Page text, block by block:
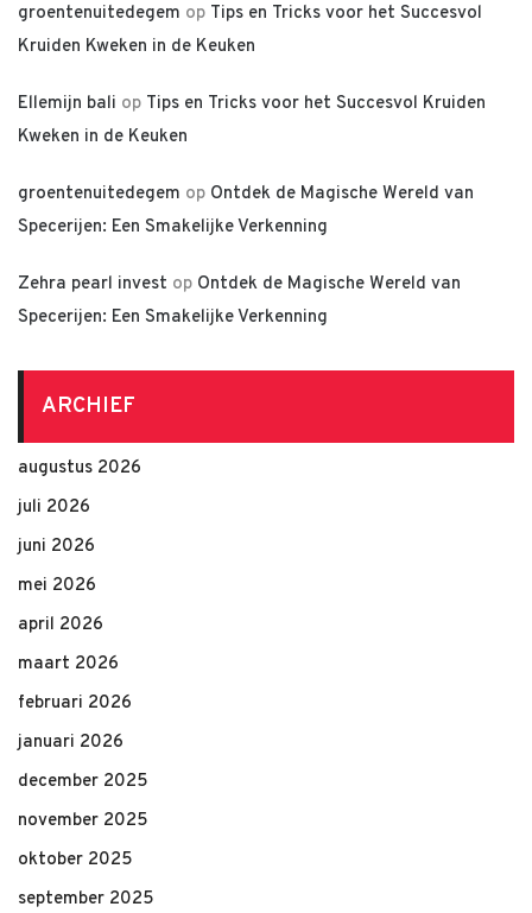
groentenuitedegem op Tips en Tricks voor het Succesvol
Kruiden Kweken in de Keuken
Ellemijn bali op Tips en Tricks voor het Succesvol Kruiden
Kweken in de Keuken
groentenuitedegem op Ontdek de Magische Wereld van
Specerijen: Een Smakelijke Verkenning
Zehra pearl invest op Ontdek de Magische Wereld van
Specerijen: Een Smakelijke Verkenning
ARCHIEF
augustus 2026
juli 2026
juni 2026
mei 2026
april 2026
maart 2026
februari 2026
januari 2026
december 2025
november 2025
oktober 2025
september 2025